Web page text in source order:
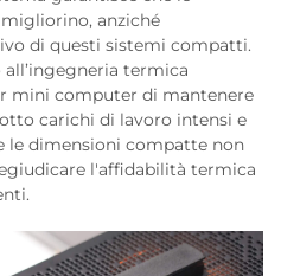
anziché
di questi sistemi compatti.
termica
mini computer di mantenere
carichi di lavoro intensi e
le dimensioni compatte non
l'affidabilità termica